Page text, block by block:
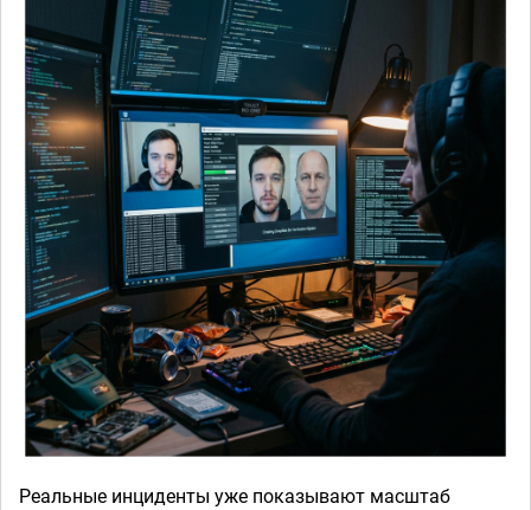
Реальные инциденты уже показывают масштаб